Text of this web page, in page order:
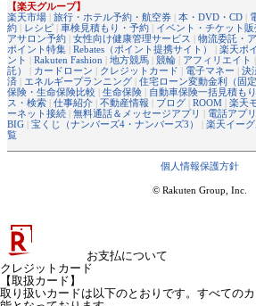
【楽天グループ】
楽天市場
旅行・ホテル予約・航空券 本・DVD・CD
約
レシピ 車検見積もり・予約 イベント・チケット販
アサロン予約
女性向け健康管理サービス 物流委託・
ポイント特集
Rebates（ポイント提携サイト） 楽天ポ
ント
Rakuten Fashion 地方競馬 競輪 アフィリエイト
託）
カードローン クレジットカード 電子マネー 決
済
エネルギープランニング 住宅ローン変動金利（固
保険・生命保険比較
生命保険 自動車保険一括見積もり
ス・検索
仕事紹介 不動産情報 ブログ ROOM 楽天
ーネット接続
無料通話＆メッセージアプリ 電話アプリ
BIG
宝くじ（ナンバーズ4・ナンバーズ3） 楽天イー
覧
個人情報保護方針
© Rakuten Group, Inc.
お支払について
クレジットカード
【取扱カード】
取り扱いカードは以下のとおりです。すべての